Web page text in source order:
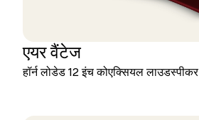
एयर वैंटेज
हॉर्न लोडेड 12 इंच कोएक्सियल लाउडस्पीकर